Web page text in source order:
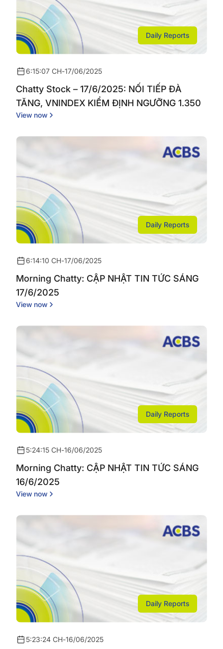
Daily Reports
6:15:07 CH-17/06/2025
Chatty Stock – 17/6/2025: NỐI TIẾP ĐÀ
TĂNG, VNINDEX KIỂM ĐỊNH NGƯỠNG 1.350
View now
Daily Reports
6:14:10 CH-17/06/2025
Morning Chatty: CẬP NHẬT TIN TỨC SÁNG
17/6/2025
View now
Daily Reports
5:24:15 CH-16/06/2025
Morning Chatty: CẬP NHẬT TIN TỨC SÁNG
16/6/2025
View now
Daily Reports
5:23:24 CH-16/06/2025